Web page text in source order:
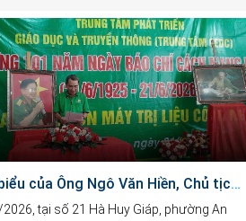
Bài phát biểu của Ông Ngô Văn Hiền, Chủ tịch HĐQL, Chủ tịch HĐKH&GD tại Lễ Kỷ niệm 101 năm Ngày Báo chí Cách mạng Việt Nam
tại số 21 Hà Huy Giáp, phường An